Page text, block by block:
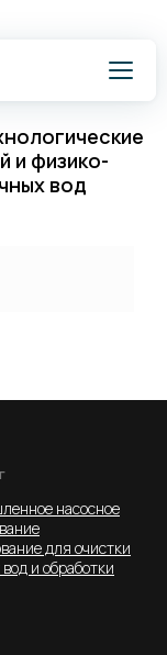
и физико-
вод
насосное
для очистки
и обработки